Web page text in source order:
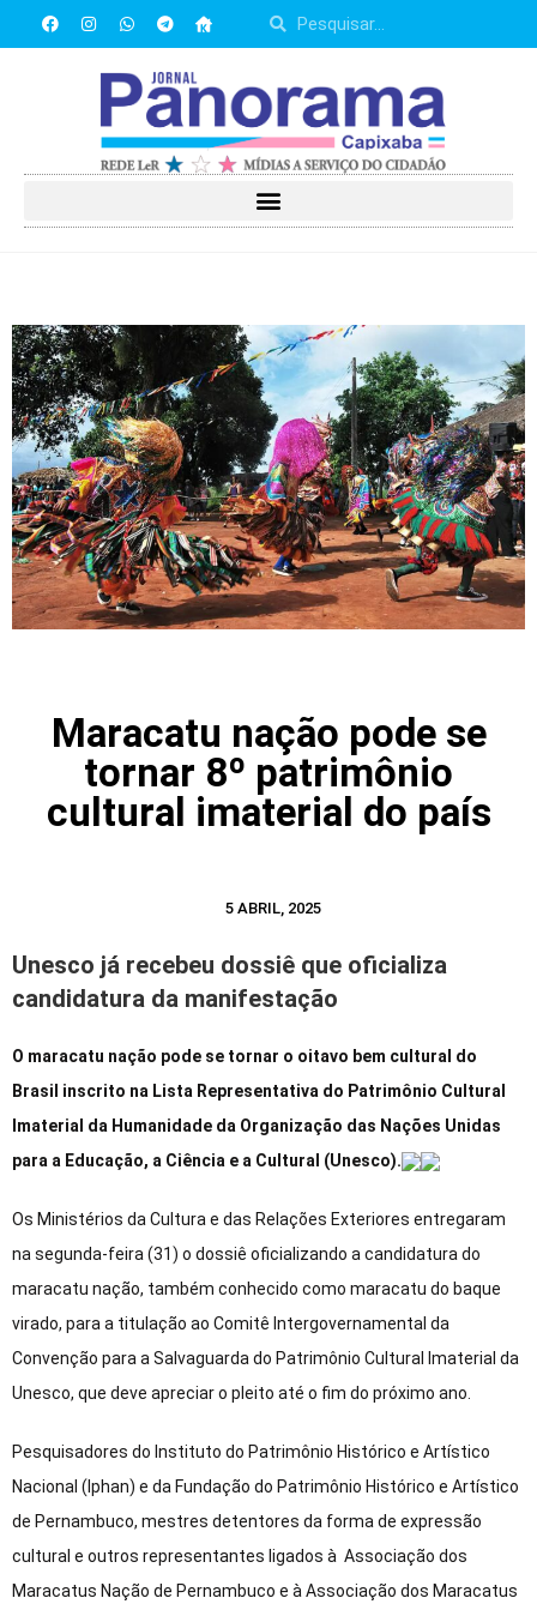
Maracatu nação pode se
tornar 8º patrimônio
cultural imaterial do país
5 ABRIL, 2025
Unesco já recebeu dossiê que oficializa
candidatura da manifestação
O maracatu nação pode se tornar o oitavo bem cultural do
Brasil inscrito na Lista Representativa do Patrimônio Cultural
Imaterial da Humanidade da Organização das Nações Unidas
para a Educação, a Ciência e a Cultural (Unesco).
Os Ministérios da Cultura e das Relações Exteriores entregaram
na segunda-feira (31) o dossiê oficializando a candidatura do
maracatu nação, também conhecido como maracatu do baque
virado, para a titulação ao Comitê Intergovernamental da
Convenção para a Salvaguarda do Patrimônio Cultural Imaterial da
Unesco, que deve apreciar o pleito até o fim do próximo ano.
Pesquisadores do Instituto do Patrimônio Histórico e Artístico
Nacional (Iphan) e da Fundação do Patrimônio Histórico e Artístico
de Pernambuco, mestres detentores da forma de expressão
cultural e outros representantes ligados à Associação dos
Maracatus Nação de Pernambuco e à Associação dos Maracatus